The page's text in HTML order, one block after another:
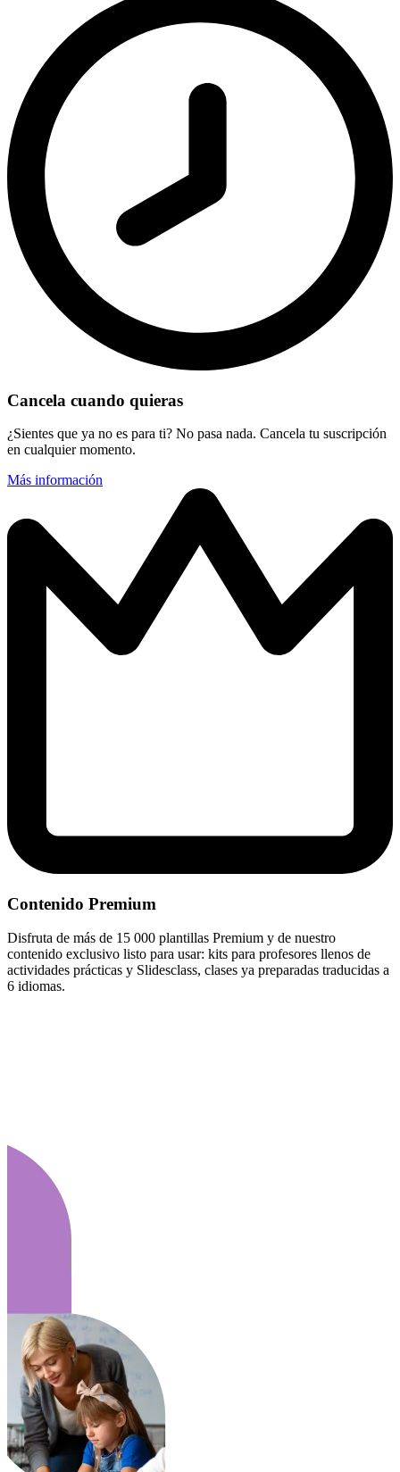
Cancela cuando quieras
¿Sientes que ya no es para ti? No pasa nada. Cancela tu suscripción
en cualquier momento.
Más información
Contenido Premium
Disfruta de más de 15 000 plantillas Premium y de nuestro
contenido exclusivo listo para usar: kits para profesores llenos de
actividades prácticas y Slidesclass, clases ya preparadas traducidas a
6 idiomas.